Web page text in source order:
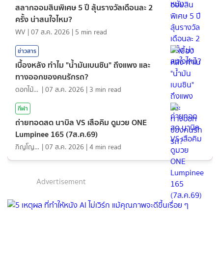
สลากออมสินพิเศษ 5 ปี ลุ้นรางวัลเดือนละ 2
ครั้ง น่าสนใจไหม?
WV |07 ส.ค. 2026 | 5 min read
ข่าวสาร
เบื้องหลัง ทำไม "น้ำมันเบนซิน" ถึงแพง และ
ทางออกของคนรักรถ?
ดอกไม้กับสายน้ำ |07 ส.ค. 2026 | 3 min read
กีฬา
ถ่ายทอดสด นาบิล VS เสือคิม ดูมวย ONE
Lumpinee 165 (7ส.ค.69)
ภิญโญ ส่องแสง |07 ส.ค. 2026 |4 min read
Advertisement